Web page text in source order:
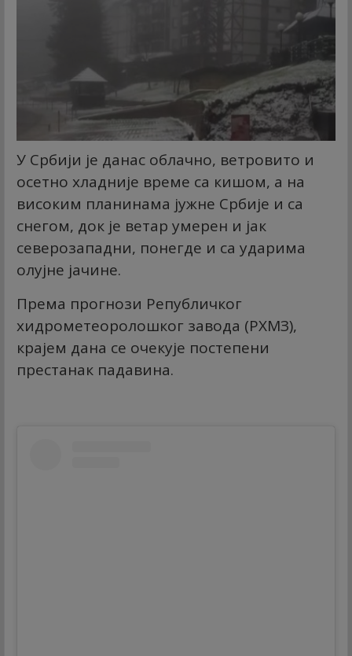
У Србији је данас облачно, ветровито и
осетно хладније време са кишом, а на
високим планинама јужне Србије и са
снегом, док је ветар умерен и јак
северозападни, понегде и са ударима
олујне јачине.
Према прогнози Републичког
хидрометеоролошког завода (РХМЗ),
крајем дана се очекује постепени
престанак падавина.